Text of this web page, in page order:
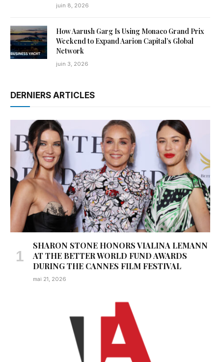
juin 8, 2026
How Aarush Garg Is Using Monaco Grand Prix
Weekend to Expand Aarion Capital’s Global
Network
juin 3, 2026
DERNIERS ARTICLES
SHARON STONE HONORS VIALINA LEMANN
AT THE BETTER WORLD FUND AWARDS
DURING THE CANNES FILM FESTIVAL
mai 21, 2026